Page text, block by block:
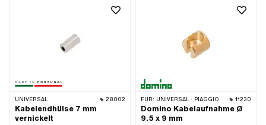
UNIVERSAL 28002
Kabelendhülse 7 mm
vernickelt
FÜR: UNIVERSAL · PIAGGIO 11230
Domino Kabelaufnahme Ø
9.5 x 9 mm